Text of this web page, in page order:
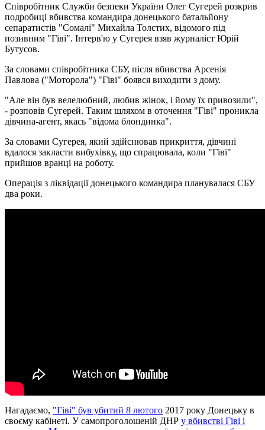
Співробітник Служби безпеки України Олег Сугерей розкрив
подробиці вбивства командира донецького батальйону
сепаратистів "Сомалі" Михайла Толстих, відомого під
позивним "Гіві". Інтерв'ю у Сугерея взяв журналіст Юрій
Бутусов.
За словами співробітника СБУ, після вбивства Арсенія
Павлова ("Моторола") "Гіві" боявся виходити з дому.
"Але він був велелюбний, любив жінок, і йому їх привозили",
- розповів Сугерей. Таким шляхом в оточення "Гіві" проникла
дівчина-агент, якась "відома блондинка".
За словами Сугерея, який здійснював прикриття, дівчині
вдалося закласти вибухівку, що спрацювала, коли "Гіві"
прийшов вранці на роботу.
Операція з ліквідації донецького командира планувалася СБУ
два роки.
Нагадаємо, "Гіві" був убитий 8 лютого 2017 року Донецьку в
своєму кабінеті. У самопроголошеній ДНР у вбивстві Гіві і